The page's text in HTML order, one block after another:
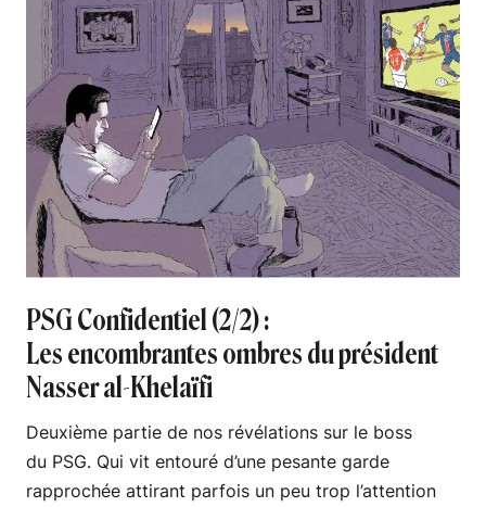
PSG Confidentiel (2/2) :
Les encombrantes ombres du président
Nasser al-Khelaïfi
Deuxième partie de nos révélations sur le boss
du PSG. Qui vit entouré d’une pesante garde
rapprochée attirant parfois un peu trop l’attention